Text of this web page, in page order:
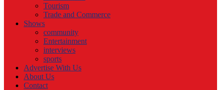
Tourism
Trade and Commerce
Shows
community
Entertainment
interviews
sports
Advertise With Us
About Us
Contact